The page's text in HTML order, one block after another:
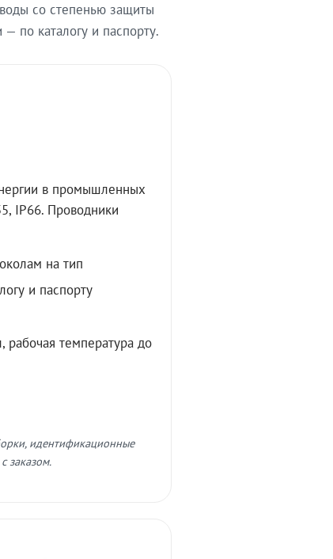
со степенью защиты
по каталогу и паспорту.
в промышленных
IP66. Проводники
на тип
и паспорту
температура до
идентификационные
заказом.